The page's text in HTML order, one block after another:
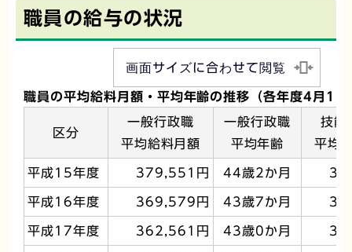
職員の給与の状況
画面サイズに合わせて閲覧
職員の平均給料月額・平均年齢の推移（各年度4月1日
区分
一般行政職
平均給料月額
一般行政職
平均年齢
技能
平均
平成15年度 379,551円 44歳2か月
平成16年度 369,579円 43歳7か月
平成17年度 362,561円 43歳0か月